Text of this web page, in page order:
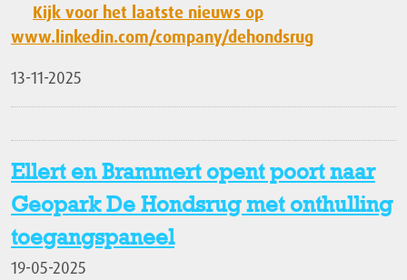
Kijk voor het laatste nieuws op
www.linkedin.com/company/dehondsrug
13-11-2025
Ellert en Brammert opent poort naar
Geopark De Hondsrug met onthulling
toegangspaneel
19-05-2025